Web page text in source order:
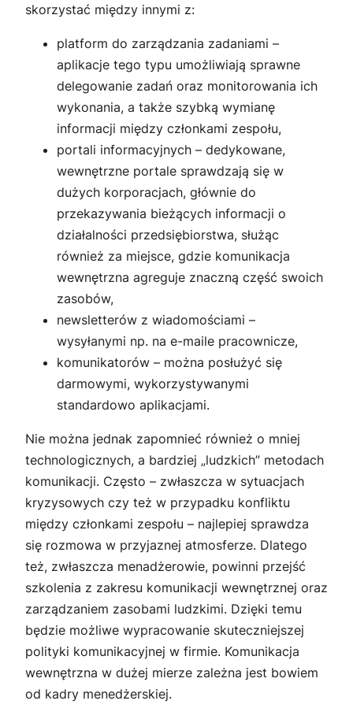
skorzystać między innymi z:
platform do zarządzania zadaniami –
aplikacje tego typu umożliwiają sprawne
delegowanie zadań oraz monitorowania ich
wykonania, a także szybką wymianę
informacji między członkami zespołu,
portali informacyjnych – dedykowane,
wewnętrzne portale sprawdzają się w
dużych korporacjach, głównie do
przekazywania bieżących informacji o
działalności przedsiębiorstwa, służąc
również za miejsce, gdzie komunikacja
wewnętrzna agreguje znaczną część swoich
zasobów,
newsletterów z wiadomościami –
wysyłanymi np. na e-maile pracownicze,
komunikatorów – można posłużyć się
darmowymi, wykorzystywanymi
standardowo aplikacjami.
Nie można jednak zapomnieć również o mniej
technologicznych, a bardziej „ludzkich” metodach
komunikacji. Często – zwłaszcza w sytuacjach
kryzysowych czy też w przypadku konfliktu
między członkami zespołu – najlepiej sprawdza
się rozmowa w przyjaznej atmosferze. Dlatego
też, zwłaszcza menadżerowie, powinni przejść
szkolenia z zakresu komunikacji wewnętrznej oraz
zarządzaniem zasobami ludzkimi. Dzięki temu
będzie możliwe wypracowanie skuteczniejszej
polityki komunikacyjnej w firmie. Komunikacja
wewnętrzna w dużej mierze zależna jest bowiem
od kadry menedżerskiej.